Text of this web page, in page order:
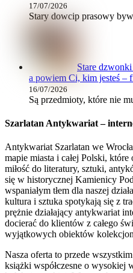
17/07/2026
Stary dowcip prasowy
Stare
a powiem Ci, kim jesteś –
16/07/2026
Są przedmioty, które nie
Szarlatan Antykwariat –
Antykwariat Szarlatan we
mapie miasta i całej Polski,
miłość do literatury, sztuki,
się w historycznej Kamienicy
wspaniałym tłem dla naszej
kultura i sztuka spotykają się z
prężnie działający antykwariat
docierać do klientów z całego
wyjątkowych obiektów
Nasza oferta to przede
książki współczesne o wysokiej